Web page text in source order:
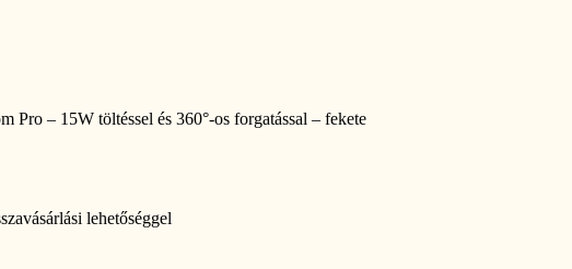
Pro – 15W töltéssel és 360°-os forgatással – fekete
lehetőséggel